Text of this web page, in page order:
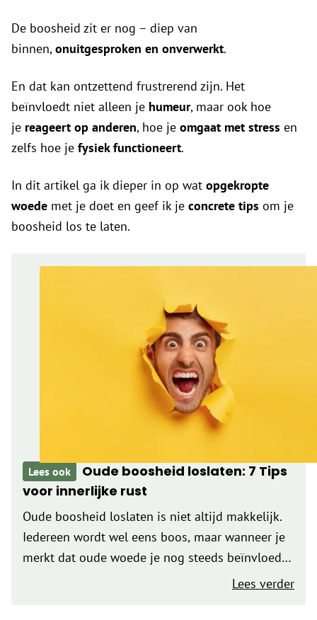
De boosheid zit er nog – diep van
binnen,onuitgesproken en onverwerkt.
En dat kan ontzettend frustrerend zijn. Het
beïnvloedt niet alleen je humeur, maar ook hoe
je reageert op anderen, hoe je omgaat met stress en
zelfs hoe je fysiek functioneert.
In dit artikel ga ik dieper in op wat opgekropte
woede met je doet en geef ik je concrete tips om je
boosheid los te laten.
Lees ook
Oude boosheid loslaten: 7 Tips
voor innerlijke rust
Oude boosheid loslaten is niet altijd makkelijk.
Iedereen wordt wel eens boos, maar wanneer je
merkt dat oude woede je nog steeds beïnvloedt,
is het tijd om daar iets mee te doen. Misschien
Lees verder